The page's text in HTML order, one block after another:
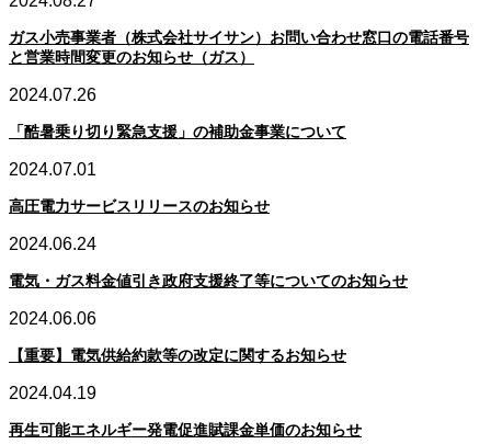
ガス小売事業者（株式会社サイサン）お問い合わせ窓口の電話番号
と営業時間変更のお知らせ（ガス）
2024.07.26
「酷暑乗り切り緊急支援」の補助金事業について
2024.07.01
高圧電力サービスリリースのお知らせ
2024.06.24
電気・ガス料金値引き政府支援終了等についてのお知らせ
2024.06.06
【重要】電気供給約款等の改定に関するお知らせ
2024.04.19
再生可能エネルギー発電促進賦課金単価のお知らせ